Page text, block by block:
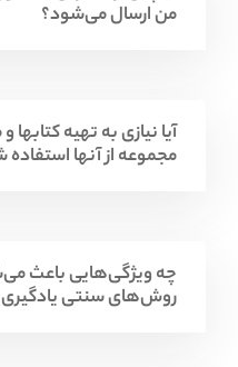
من ارسال می‌شود؟
آیا نیازی به تهیه
مجموعه از آنها
چه ویژگی‌هایی باعث
روش‌های سنتی یادگیری